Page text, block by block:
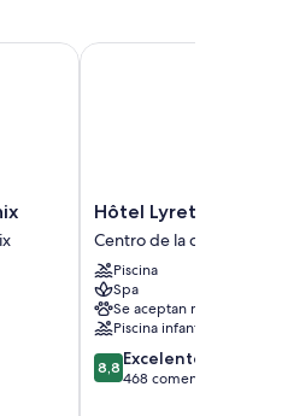
Hôtel
Lyret
Centro
de
la
ciudad
de
Chamonix
Hôtel Lyret
Centro de la ciudad de
Piscina
Spa
Se aceptan mascotas
Piscina infantil
8.8
sobre
8,8 Excelente
468 comentarios
Hôtel Lyret